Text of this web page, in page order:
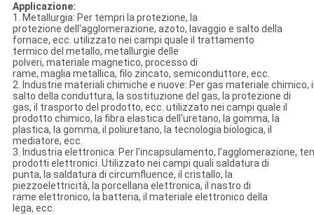
Applicazione:
1. Metallurgia: Per tempri la protezione, la
protezione dell'agglomerazione, azoto, lavaggio e salto della
fornace, ecc. utilizzato nei campi quale il trattamento
termico del metallo, metallurgie delle
polveri, materiale magnetico, processo di
rame, maglia metallica, filo zincato, semiconduttore, ecc.
2. Industrie materiali chimiche e nuove: Per gas materiale chimico,
salto della conduttura, la sostituzione del gas, la protezione di
gas, il trasporto del prodotto, ecc. utilizzato nei campi quale il
prodotto chimico, la fibra elastica dell'uretano, la gomma, la
plastica, la gomma, il poliuretano, la tecnologia biologica, il
mediatore, ecc.
3. Industria elettronica: Per l'incapsulamento, l'agglomerazione,
prodotti elettronici. Utilizzato nei campi quali saldatura di
punta, la saldatura di circumfluence, il cristallo, la
piezzoelettricità, la porcellana elettronica, il nastro di
rame elettronico, la batteria, il materiale elettronico della
lega, ecc.